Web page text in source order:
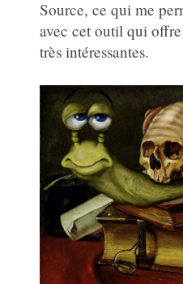
Source, ce qui me
avec cet outil qui
très intéressantes.